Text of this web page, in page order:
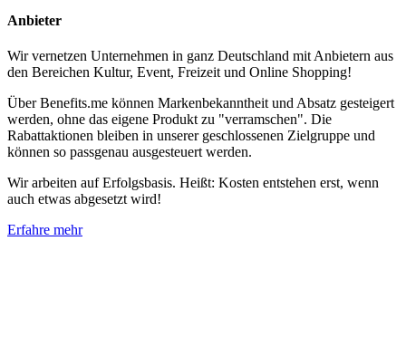
Anbieter
Wir vernetzen Unternehmen in ganz Deutschland mit Anbietern aus
den Bereichen Kultur, Event, Freizeit und Online Shopping!
Über Benefits.me können Markenbekanntheit und Absatz gesteigert
werden, ohne das eigene Produkt zu "verramschen". Die
Rabattaktionen bleiben in unserer geschlossenen Zielgruppe und
können so passgenau ausgesteuert werden.
Wir arbeiten auf Erfolgsbasis. Heißt: Kosten entstehen erst, wenn
auch etwas abgesetzt wird!
Erfahre mehr